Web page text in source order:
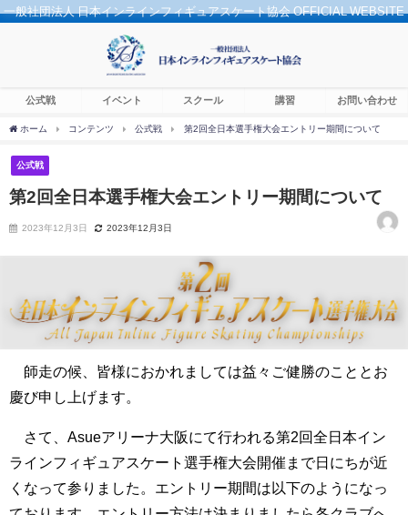
一般社団法人 日本インラインフィギュアスケート協会 OFFICIAL WEBSITE
公式戦 イベント スクール 講習 お問い合わせ
ホーム コンテンツ 公式戦 第2回全日本選手権大会エントリー期間について
公式戦
第2回全日本選手権大会エントリー期間について
2023年12月3日 2023年12月3日
師走の候、皆様におかれましては益々ご健勝のこととお
慶び申し上げます。
さて、Asueアリーナ大阪にて行われる第2回全日本イン
ラインフィギュアスケート選手権大会開催まで日にちが近
くなって参りました。エントリー期間は以下のようになっ